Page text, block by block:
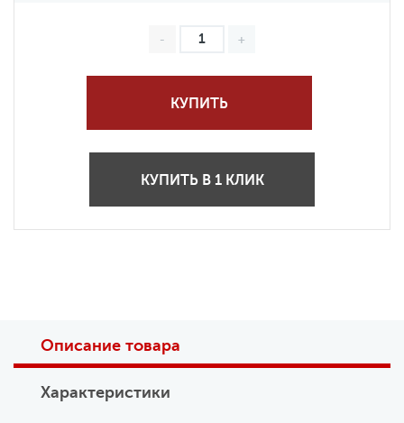
КУПИТЬ
КУПИТЬ В 1 КЛИК
Описание товара
Характеристики